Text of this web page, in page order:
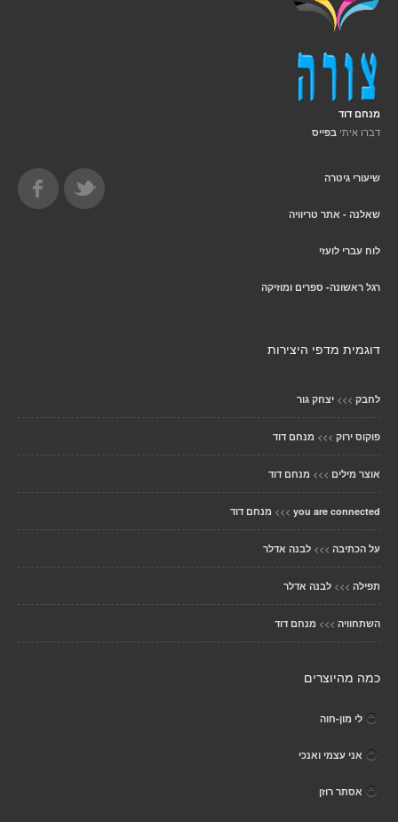
מנחם דוד
דברו איתי בפייס
שיעורי גיטרה
שאלנה - אתר טריוויה
לוח עברי לועזי
רגל ראשונה- ספרים ומוזיקה
דוגמית מדפי היצירות
לחבק >>> יצחק גור
פוקוס ירוק >>> מנחם דוד
אוצר מילים >>> מנחם דוד
you are connected
>>> מנחם דוד
על הכתיבה >>> לבנה אדלר
תפילה >>> לבנה אדלר
השתחוויה >>> מנחם דוד
כמה מהיוצרים
לי מון-חוה
אני עצמי ואנכי
אסתר רוזן